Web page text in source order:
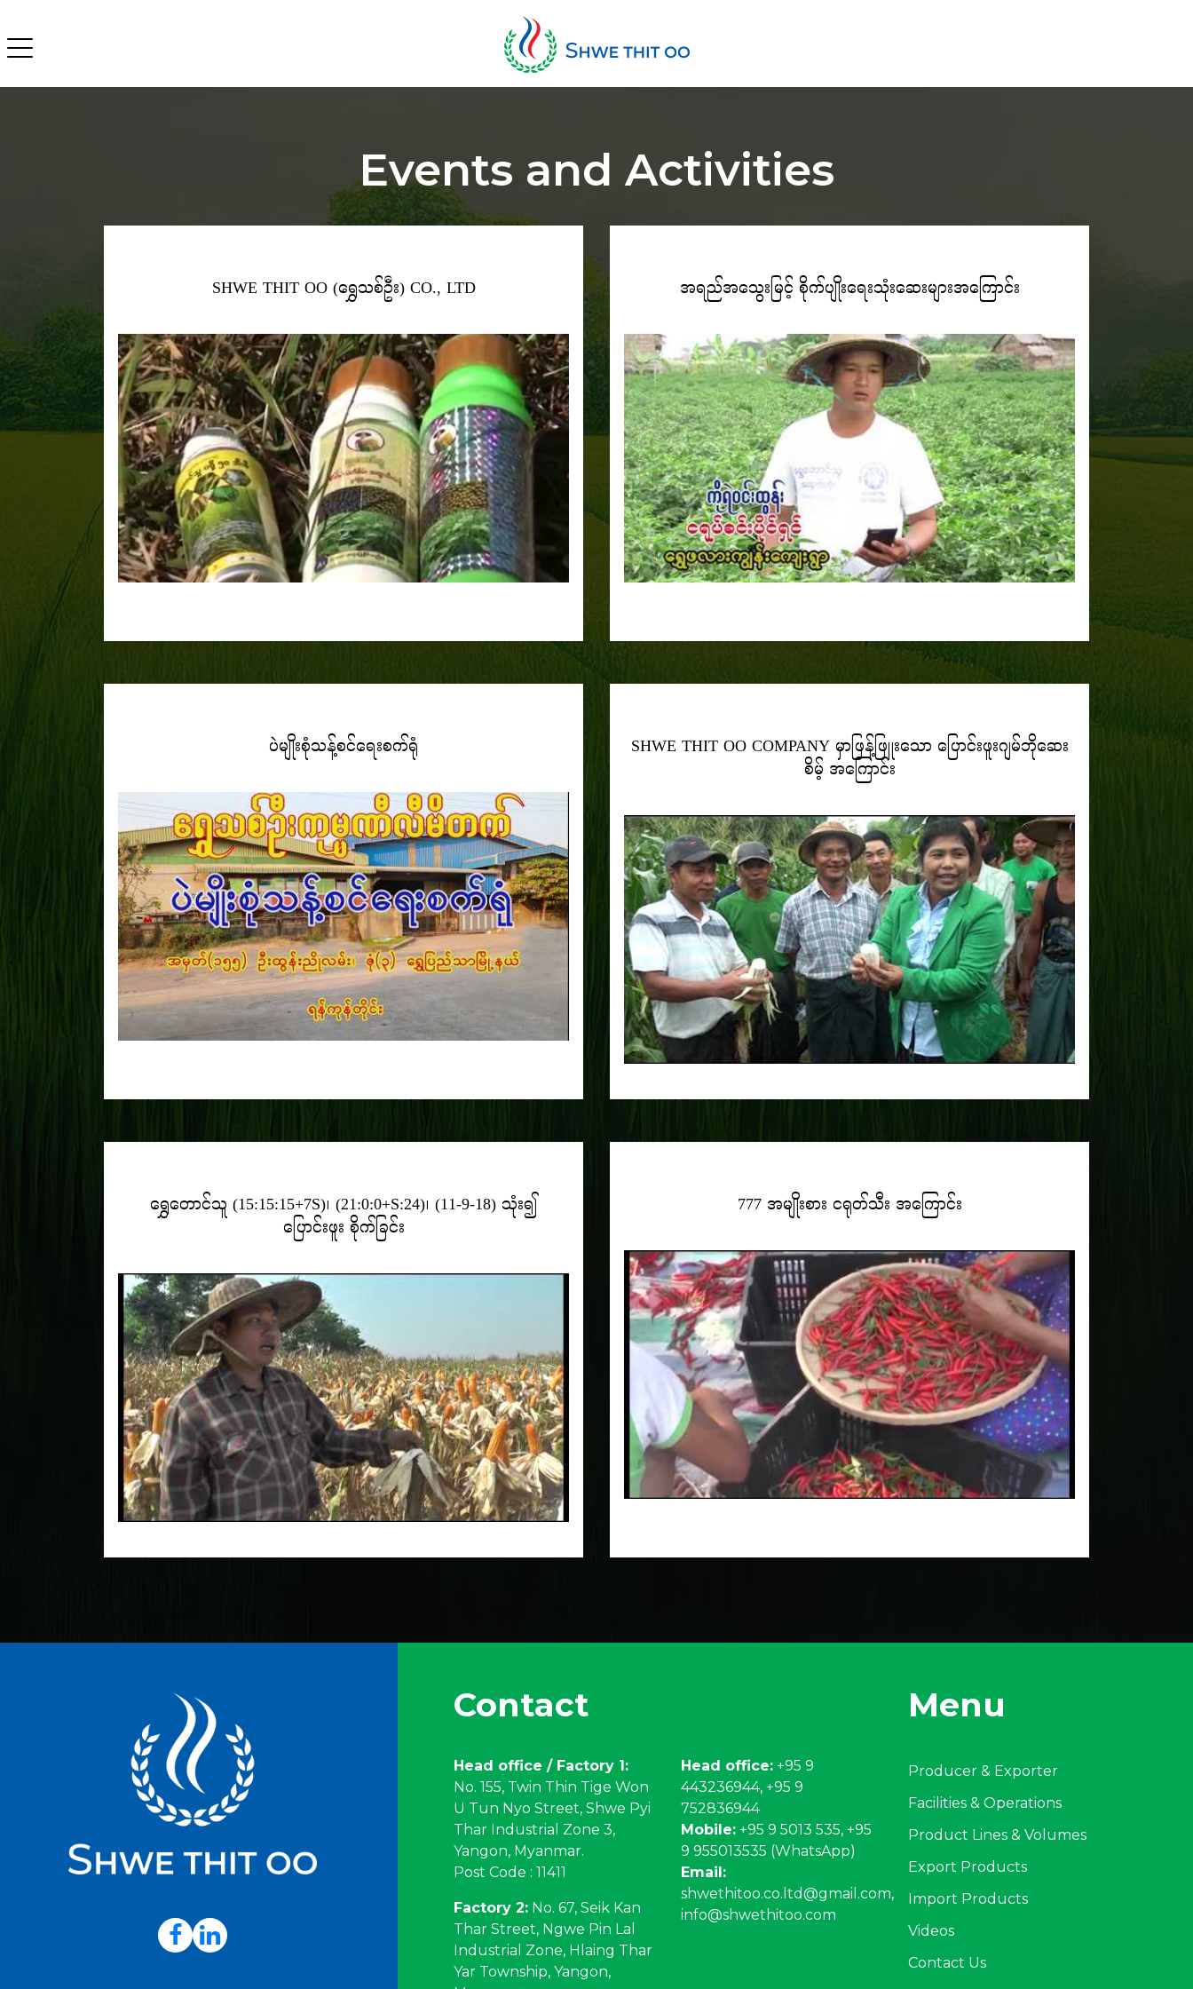
Events and Activities
SHWE THIT OO (ရွှေသစ်ဦး) CO., LTD အရည်အသွေးမြင့် စိုက်ပျိုးရေးသုံးဆေးများအကြောင်း
ပဲမျိုးစုံသန့်စင်ရေးစက်ရုံ SHWE THIT OO COMPANY မှာဖြန့်ဖြူးသော ပြောင်းဖူးဂျမ်ဘိုဆေး
စိမ့် အကြောင်း
ရွှေတောင်သူ (15:15:15+7S)၊ (21:0:0+S:24)၊ (11-9-18) သုံး၍
ပြောင်းဖူး စိုက်ခြင်း
777 အမျိုးစား ငရုတ်သီး အကြောင်း
Contact
Head office / Factory 1:
No. 155, Twin Thin Tige Won
U Tun Nyo Street, Shwe Pyi
Thar Industrial Zone 3,
Yangon, Myanmar.
Post Code : 11411
Factory 2: No. 67, Seik Kan
Thar Street, Ngwe Pin Lal
Industrial Zone, Hlaing Thar
Yar Township, Yangon,
Head office: +95 9
443236944, +95 9
752836944
Mobile: +95 9 5013 535, +95
9 955013535 (WhatsApp)
Email:
shwethitoo.co.ltd@gmail.com,
info@shwethitoo.com
Menu
Producer & Exporter
Facilities & Operations
Product Lines & Volumes
Export Products
Import Products
Videos
Contact Us